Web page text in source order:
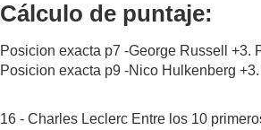
Cálculo de puntaje:
Posicion exacta p7 -George Russell +3.
Posicion exacta p9 -Nico Hulkenberg
16 - Charles Leclerc Entre los 10